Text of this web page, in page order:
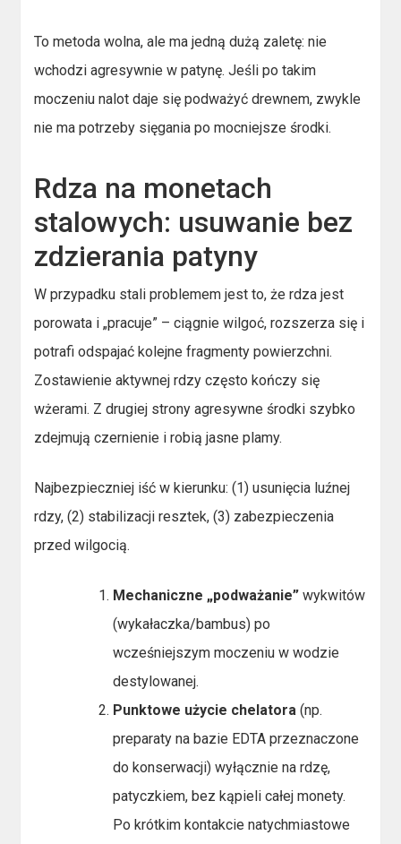
To metoda wolna, ale ma jedną dużą zaletę: nie
wchodzi agresywnie w patynę. Jeśli po takim
moczeniu nalot daje się podważyć drewnem, zwykle
nie ma potrzeby sięgania po mocniejsze środki.
Rdza na monetach
stalowych: usuwanie bez
zdzierania patyny
W przypadku stali problemem jest to, że rdza jest
porowata i „pracuje” – ciągnie wilgoć, rozszerza się i
potrafi odspajać kolejne fragmenty powierzchni.
Zostawienie aktywnej rdzy często kończy się
wżerami. Z drugiej strony agresywne środki szybko
zdejmują czernienie i robią jasne plamy.
Najbezpieczniej iść w kierunku: (1) usunięcia luźnej
rdzy, (2) stabilizacji resztek, (3) zabezpieczenia
przed wilgocią.
Mechaniczne „podważanie” wykwitów
(wykałaczka/bambus) po
wcześniejszym moczeniu w wodzie
destylowanej.
Punktowe użycie chelatora (np.
preparaty na bazie EDTA przeznaczone
do konserwacji) wyłącznie na rdzę,
patyczkiem, bez kąpieli całej monety.
Po krótkim kontakcie natychmiastowe